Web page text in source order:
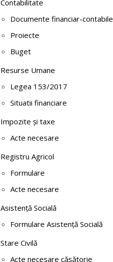
Contabilitate
Documente financiar-contabile
Proiecte
Buget
Resurse Umane
Legea 153/2017
Situatii financiare
Impozite și taxe
Acte necesare
Registru Agricol
Formulare
Acte necesare
Asistență Socială
Formulare Asistență Socială
Stare Civilă
Acte necesare căsătorie